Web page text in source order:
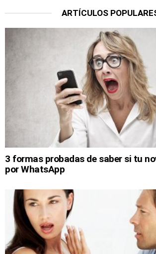
ARTÍCULOS
3 formas probadas de saber si tu
por WhatsApp